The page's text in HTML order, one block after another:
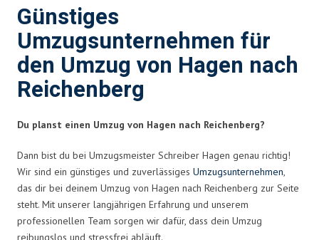
Günstiges
Umzugsunternehmen für
den Umzug von Hagen nach
Reichenberg
Du planst einen Umzug von Hagen nach Reichenberg?
Dann bist du bei Umzugsmeister Schreiber Hagen genau richtig!
Wir sind ein günstiges und zuverlässiges Umzugsunternehmen,
das dir bei deinem Umzug von Hagen nach Reichenberg zur Seite
steht. Mit unserer langjährigen Erfahrung und unserem
professionellen Team sorgen wir dafür, dass dein Umzug
reibungslos und stressfrei abläuft.